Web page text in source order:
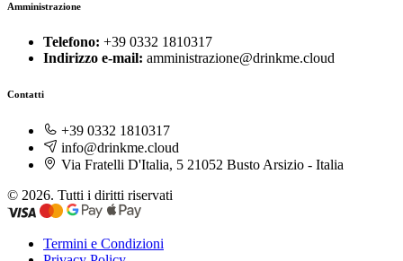
Amministrazione
Telefono: +39 0332 1810317
Indirizzo e-mail: amministrazione@drinkme.cloud
Contatti
+39 0332 1810317
info@drinkme.cloud
Via Fratelli D'Italia, 5 21052 Busto Arsizio - Italia
© 2026. Tutti i diritti riservati
Termini e Condizioni